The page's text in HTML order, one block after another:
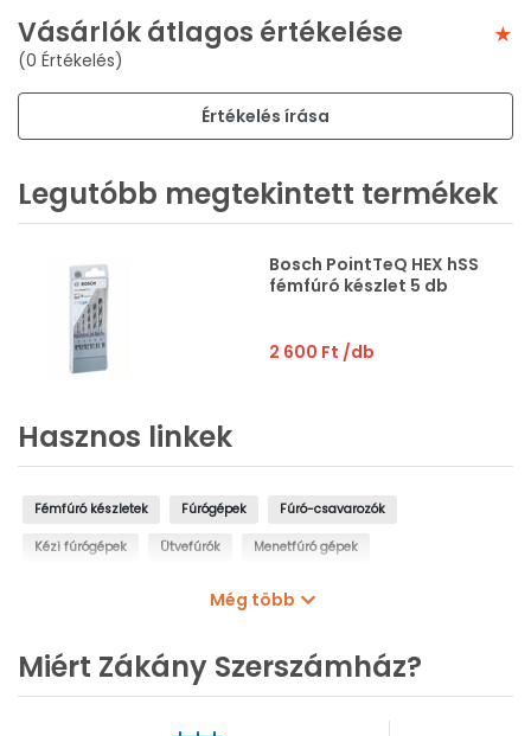
Vásárlók átlagos értékelése
(0 Értékelés)
Értékelés írása
Legutóbb megtekintett termékek
Bosch PointTeQ HEX hSS
fémfúró készlet 5 db
2 600 Ft /db
Hasznos linkek
Fémfúró készletek Fúrógépek Fúró-csavarozók
Kézi fúrógépek Ütvefúrók Menetfúró gépek
Még több
Miért Zákány Szerszámház?